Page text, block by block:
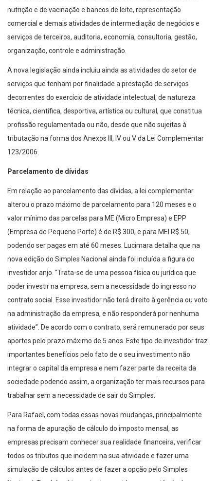
nutrição e de vacinação e bancos de leite, representação
comercial e demais atividades de intermediação de negócios e
serviços de terceiros, auditoria, economia, consultoria, gestão,
organização, controle e administração.
A nova legislação ainda incluiu ainda as atividades do setor de
serviços que tenham por finalidade a prestação de serviços
decorrentes do exercício de atividade intelectual, de natureza
técnica, científica, desportiva, artística ou cultural, que constitua
profissão regulamentada ou não, desde que não sujeitas à
tributação na forma dos Anexos III, IV ou V da Lei Complementar
123/2006.
Parcelamento de dívidas
Em relação ao parcelamento das dívidas, a lei complementar
alterou o prazo máximo de parcelamento para 120 meses e o
valor mínimo das parcelas para ME (Micro Empresa) e EPP
(Empresa de Pequeno Porte) é de R$ 300, e para MEI R$ 50,
podendo ser pagas em até 60 meses. Lucimara detalha que na
nova edição do Simples Nacional ainda foi incluída a figura do
investidor anjo. “Trata-se de uma pessoa física ou jurídica que
poder investir na empresa, sem a necessidade do ingresso no
contrato social. Esse investidor não terá direito à gerência ou voto
na administração da empresa, e não responderá por nenhuma
atividade”. De acordo com o contrato, será remunerado por seus
aportes pelo prazo máximo de 5 anos. Este tipo de investidor traz
importantes benefícios pelo fato de o seu investimento não
integrar o capital da empresa e nem fazer parte da receita da
sociedade podendo assim, a organização ter mais recursos para
trabalhar sem a necessidade de sair do Simples.
Para Rafael, com todas essas novas mudanças, principalmente
na forma de apuração de cálculo do imposto mensal, as
empresas precisam conhecer sua realidade financeira, verificar
todos os tributos que incidem na sua atividade e fazer uma
simulação de cálculos antes de fazer a opção pelo Simples